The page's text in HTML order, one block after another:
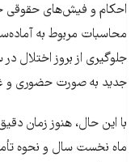
احکام و فیش‌های حقوقی
محاسبات مربوط به
جلوگیری از بروز اختلال
جدید به صورت حضوری و
با این حال، هنوز زمان
ماه نخست سال و نحوه